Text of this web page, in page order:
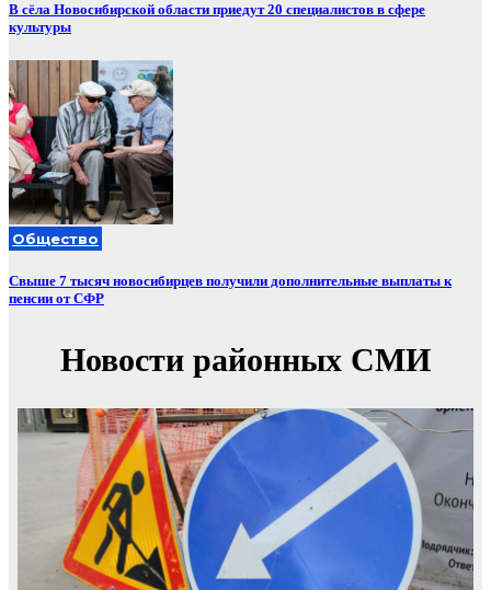
В сёла Новосибирской области приедут 20 специалистов в сфере
культуры
Общество
Свыше 7 тысяч новосибирцев получили дополнительные выплаты к
пенсии от СФР